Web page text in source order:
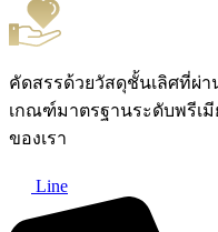
คัดสรรด้วยวัสดุชั้นเลิศที่ผ่า
เกณฑ์มาตรฐานระดับพรีเมี
ของเรา
Line